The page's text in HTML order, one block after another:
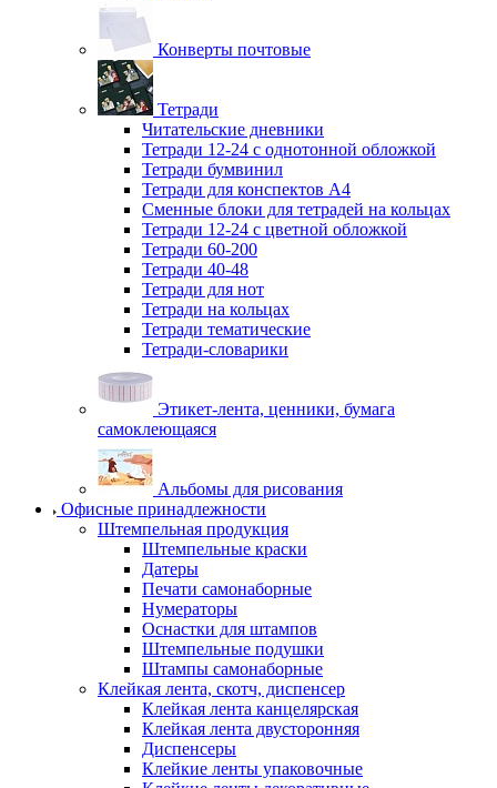
Конверты почтовые
Тетради
Читательские дневники
Тетради 12-24 с однотонной обложкой
Тетради бумвинил
Тетради для конспектов А4
Сменные блоки для тетрадей на кольцах
Тетради 12-24 с цветной обложкой
Тетради 60-200
Тетради 40-48
Тетради для нот
Тетради на кольцах
Тетради тематические
Тетради-словарики
Этикет-лента, ценники, бумага
самоклеющаяся
Альбомы для рисования
Офисные принадлежности
Штемпельная продукция
Штемпельные краски
Датеры
Печати самонаборные
Нумераторы
Оснастки для штампов
Штемпельные подушки
Штампы самонаборные
Клейкая лента, скотч, диспенсер
Клейкая лента канцелярская
Клейкая лента двусторонняя
Диспенсеры
Клейкие ленты упаковочные